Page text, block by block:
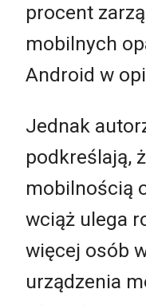
procent
mobilnych
Android w
Jednak
podkreślają,
mobilnością
wciąż ulega
więcej osób
urządzenia